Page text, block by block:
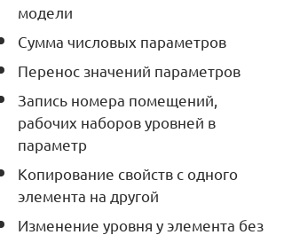
модели
Сумма числовых параметров
Перенос значений параметров
Запись номера помещений,
рабочих наборов уровней в
параметр
Копирование свойств с одного
элемента на другой
Изменение уровня у элемента без